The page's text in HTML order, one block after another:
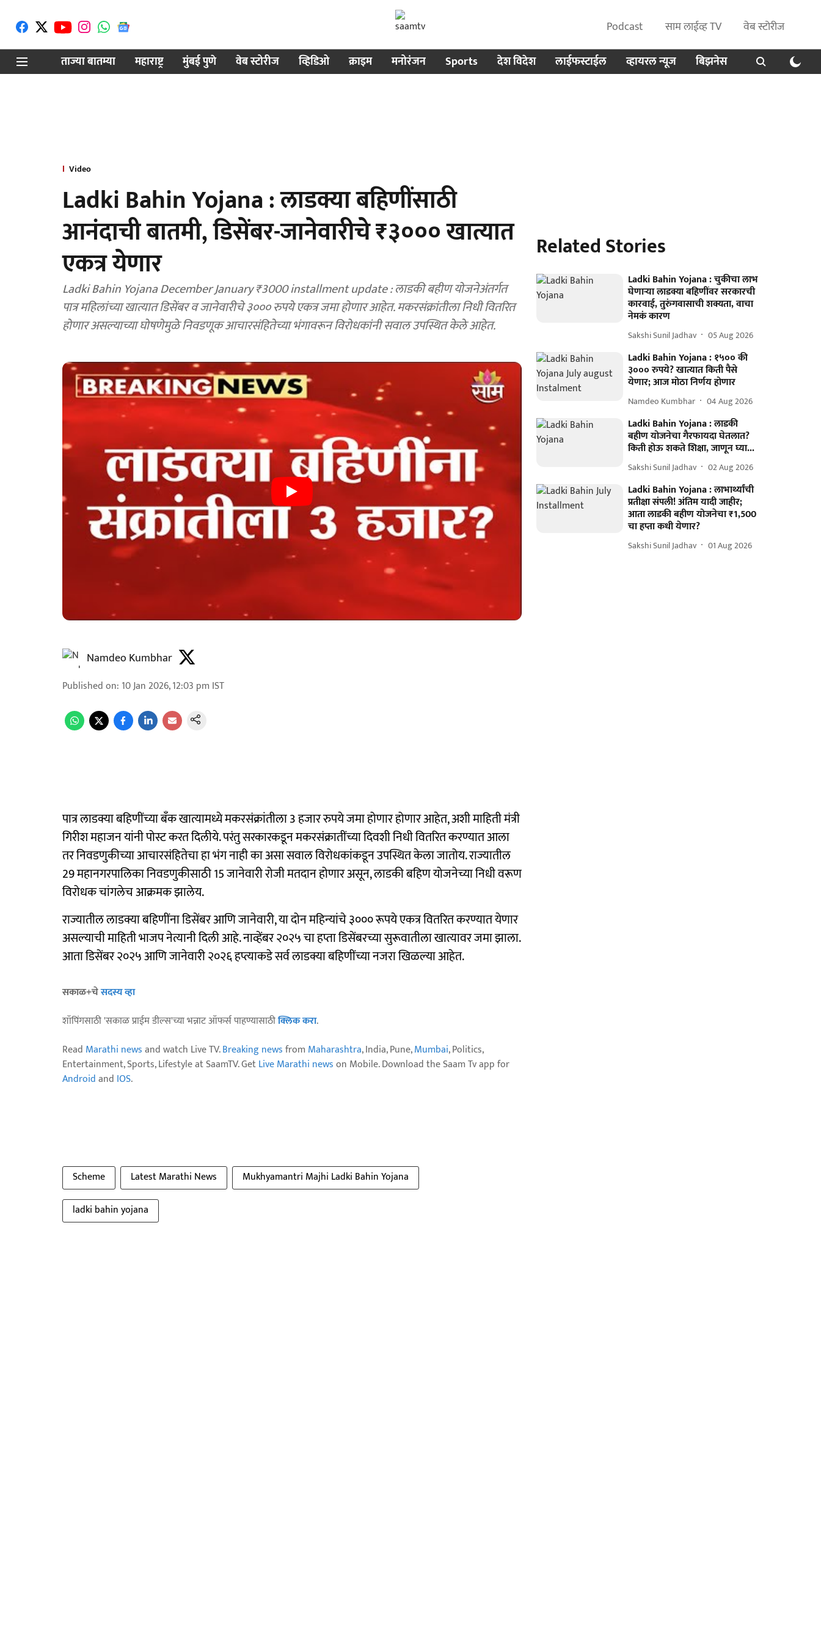
Podcast साम लाईव्ह TV
वेब स्टोरीज
ताज्या बातम्या
महाराष्ट्र मुंबई पुणे वेब स्टोरीज व्हिडिओ क्राइम मनोरंजन Sports देश विदेश लाईफस्टाईल व्हायरल न्यूज बिझनेस
Video
Ladki Bahin Yojana : लाडक्या बहि‍णींसाठी
आनंदाची बातमी, डिसेंबर-जानेवारीचे ₹३००० खात्यात
एकत्र येणार
Ladki Bahin Yojana December January ₹3000 installment update : लाडकी बहीण योजनेअंतर्गत
पात्र महिलांच्या खात्यात डिसेंबर व जानेवारीचे ३००० रुपये एकत्र जमा होणार आहेत. मकरसंक्रांतीला निधी वितरित
होणार असल्याच्या घोषणेमुळे निवडणूक आचारसंहितेच्या भंगावरून विरोधकांनी सवाल उपस्थित केले आहेत.
Namdeo Kumbhar
Published on: 10 Jan 2026, 12:03 pm IST
पात्र लाडक्या बहिणींच्या बँक खात्यामध्ये मकरसंक्रांतीला 3 हजार रुपये जमा होणार होणार आहेत, अशी माहिती मंत्री
गिरीश महाजन यांनी पोस्ट करत दिलीये. परंतु सरकारकडून मकरसंक्रातींच्या दिवशी निधी वितरित करण्यात आला
तर निवडणुकीच्या आचारसंहितेचा हा भंग नाही का असा सवाल विरोधकांकडून उपस्थित केला जातोय. राज्यातील
29 महानगरपालिका निवडणुकीसाठी 15 जानेवारी रोजी मतदान होणार असून, लाडकी बहिण योजनेच्या निधी वरूण
विरोधक चांगलेच आक्रमक झालेय.
राज्यातील लाडक्या बहि‍णींना डिसेंबर आणि जानेवारी, या दोन महिन्यांचे ३००० रूपये एकत्र वितरित करण्यात येणार
असल्याची माहिती भाजप नेत्यानी दिली आहे. नाव्हेंबर २०२५ चा हप्ता डिसेंबरच्या सुरूवातीला खात्यावर जमा झाला.
आता डिसेंबर २०२५ आणि जानेवारी २०२६ हप्त्याकडे सर्व लाडक्या बहि‍णींच्या नजरा खिळल्या आहेत.
सकाळ+चेसदस्य व्हा
शॉपिंगसाठी 'सकाळ प्राईम डील्स'च्या भन्नाट ऑफर्स पाहण्यासाठीक्लिक करा.
Read Marathi newsand watch Live TV.Breaking newsfrom Maharashtra, India, Pune,Mumbai, Politics,
Entertainment, Sports, Lifestyle at SaamTV. GetLive Marathi newson Mobile. Download the Saam Tv app for
Androidand IOS.
Scheme Latest Marathi News
Mukhyamantri Majhi Ladki Bahin Yojana
ladki bahin yojana
Related Stories
Ladki Bahin Yojana : चुकीचा लाभ
घेणार्‍या लाडक्या बहि‍णींवर सरकारची
कारवाई, तुरुंगवासाची शक्यता, वाचा
नेमकं कारण
Sakshi Sunil Jadhav 05 Aug 2026
Ladki Bahin Yojana : १५०० की
३००० रुपये? खात्यात किती पैसे
येणार; आज मोठा निर्णय होणार
Namdeo Kumbhar 04 Aug 2026
Ladki Bahin Yojana : लाडकी
बहीण योजनेचा गैरफायदा घेतलात?
किती होऊ शकते शिक्षा, जाणून घ्या...
Sakshi Sunil Jadhav 02 Aug 2026
Ladki Bahin Yojana : लाभार्थ्यांची
प्रतीक्षा संपली! अंतिम यादी जाहीर;
आता लाडकी बहीण योजनेचा ₹1,500
चा हप्ता कधी येणार?
Sakshi Sunil Jadhav 01 Aug 2026